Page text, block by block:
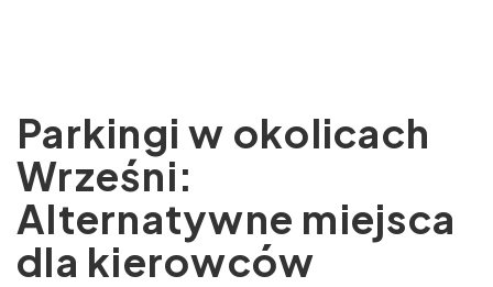
Parkingi w okolicach
Wrześni:
Alternatywne miejsca
dla kierowców